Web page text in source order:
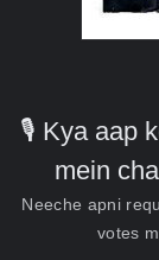
🎙️ Kya aap
mein
Neeche apni
votes